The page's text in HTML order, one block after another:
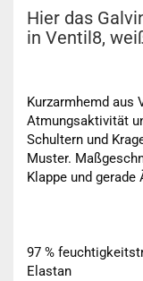
Hier das
in Ventil8,
Kurzarmhemd aus
Atmungsaktivität
Schultern und
Muster.
Klappe und
97 %
Elastan